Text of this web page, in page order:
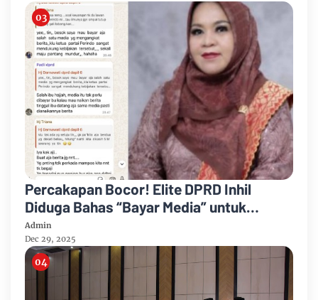
Percakapan Bocor! Elite DPRD Inhil
Diduga Bahas “Bayar Media” untuk
Dukung Kebijakan
Admin
Dec 29, 2025